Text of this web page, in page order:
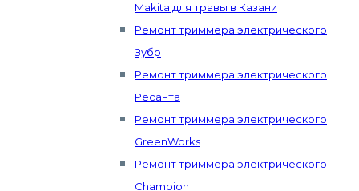
Makita для травы в Казани
Ремонт триммера электрического
Зубр
Ремонт триммера электрического
Ресанта
Ремонт триммера электрического
GreenWorks
Ремонт триммера электрического
Champion